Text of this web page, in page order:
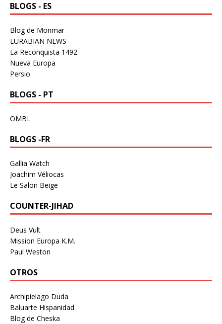
BLOGS - ES
Blog de Monmar
EURABIAN NEWS
La Reconquista 1492
Nueva Europa
Persio
BLOGS - PT
OMBL
BLOGS -FR
Gallia Watch
Joachim Véliocas
Le Salon Beige
COUNTER-JIHAD
Deus Vult
Mission Europa K.M.
Paul Weston
OTROS
Archipielago Duda
Baluarte Hispanidad
Blog de Cheska